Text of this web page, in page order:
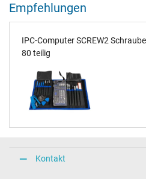
Empfehlungen
IPC-Computer SCREW2
80 teilig
Kontakt